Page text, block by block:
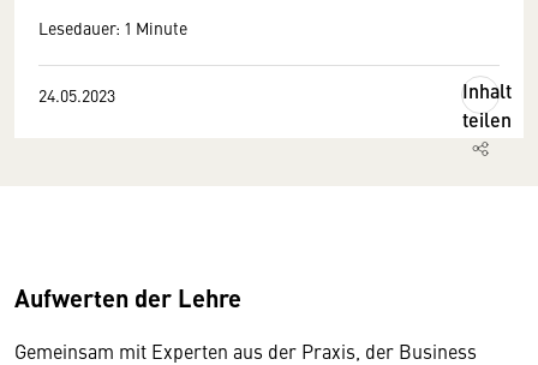
Lesedauer: 1 Minute
24.05.2023
Inhalt
teilen
Aufwerten der Lehre
Gemeinsam mit Experten aus der Praxis, der Business